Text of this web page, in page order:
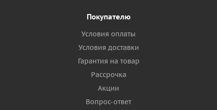
Покупателю
Условия оплаты
Условия доставки
Гарантия на товар
Рассрочка
Акции
Вопрос-ответ